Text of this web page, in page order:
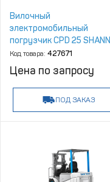
Вилочный
электромобильный
погрузчик CPD 25 SHANN
Код товара: 427671
Цена по запросу
ПОД ЗАКАЗ